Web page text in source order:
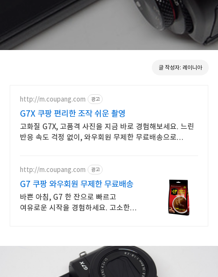
글 작성자: 레이니아
http://m.coupang.com 광고
G7X 쿠팡 편리한 조작 쉬운 촬영
고화질 G7X, 고품격 사진을 지금 바로 경험해보세요. 느린
반응 속도 걱정 없이, 와우회원 무제한 무료배송으로
http://m.coupang.com 광고
G7 쿠팡 와우회원 무제한 무료배송
바쁜 아침, G7 한 잔으로 빠르고
여유로운 시작을 경험하세요. 고소한